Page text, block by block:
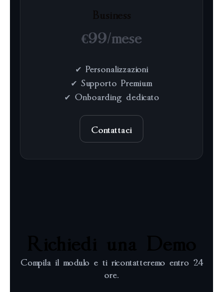
Business
€99/mese
✔ Personalizzazioni
✔ Supporto Premium
✔ Onboarding dedicato
Contattaci
Compila il modulo e ti ricontatteremo entro 24
ore.